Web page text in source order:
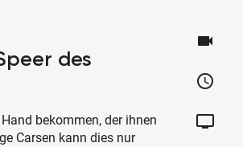
des
bekommen, der ihnen
Carsen kann dies nur
videocam
schedule
tv